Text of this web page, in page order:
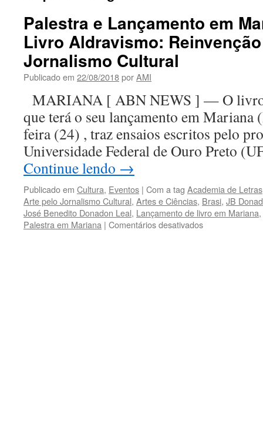
Palestra e Lançamento em
Livro Aldravismo:
Jornalismo Cultural
Publicado em 22/08/2018porAMI
MARIANA [ ABN NEWS ] — O livro
que terá o seu lançamento em Mariana
feira (24) , traz ensaios escritos pelo
Universidade Federal de Ouro Preto
Continue lendo →
Publicado em Cultura, Eventos | Com a tag Academia de Letras
Arte pelo Jornalismo Cultural, Artes e Ciências, Brasi, JB
José Benedito Donadon Leal, Lançamento de livro em Mariana,
Palestra em Mariana | Comentários desativadosem